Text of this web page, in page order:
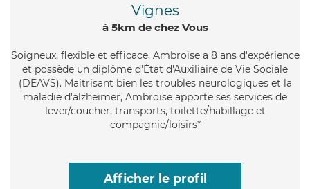
Vignes
à 5km de chez Vous
Soigneux, flexible et efficace, Ambroise a 8 ans d'expérience
et possède un diplôme d'État d'Auxiliaire de Vie Sociale
(DEAVS). Maitrisant bien les troubles neurologiques et la
maladie d'alzheimer, Ambroise apporte ses services de
lever/coucher, transports, toilette/habillage et
compagnie/loisirs*
Afficher le profil